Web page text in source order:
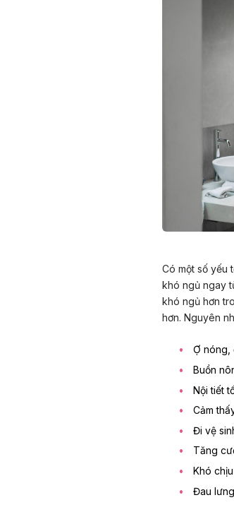
Có một số yếu
khó ngủ ngay
khó ngủ hơn
hơn. Nguyên
Ợ nóng,
Buồn
Nội tiết
Cảm
Đi vệ
Tăng
Khó
Đau